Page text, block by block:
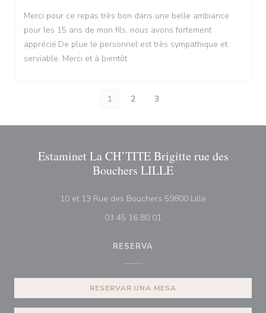
Merci pour ce repas très bon dans une belle ambiance
pour les 15 ans de mon fils, nous avons fortement
apprécié.De plue le personnel est très sympathique et
serviable. Merci et à bientôt
1 2 3
Estaminet La CH’TITE Brigitte rue des
Bouchers LILLE
10 et 13 Rue des Bouchers 59800 Lille
03 45 16 80 01
RESERVA
RESERVAR UNA MESA